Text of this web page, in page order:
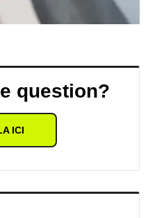
question?
ICI